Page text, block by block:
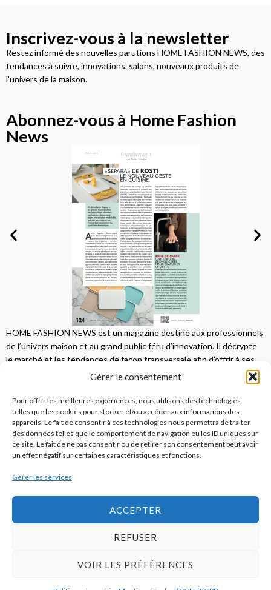
Gérer le consentement
Pour offrir les meilleures expériences, nous utilisons des technologies
telles que les cookies pour stocker et/ou accéder aux informations des
appareils. Le fait de consentir à ces technologies nous permettra de traiter
des données telles que le comportement de navigation ou les ID uniques sur
ce site. Le fait de ne pas consentir ou de retirer son consentement peut avoir
un effet négatif sur certaines caractéristiques et fonctions.
Gérer les services
ACCEPTER
REFUSER
VOIR LES PRÉFÉRENCES
Inscrivez-vous à la newsletter
Restez informé des nouvelles parutions HOME FASHION NEWS, des
tendances à suivre, innovations, salons, nouveaux produits de
l’univers de la maison.
Abonnez-vous à Home Fashion
News
HOME FASHION NEWS est un magazine destiné aux professionnels
de l’univers maison et au grand public féru d’innovation. Il décrypte
le marché et les tendances de façon transversale afin d’offrir à ses
lecteurs une vision complète.
JE M'ABONNE
© 2026Home Fashion News
Publicité
Politique de cookies (UE)
Mentions légales / CGU / RGPD